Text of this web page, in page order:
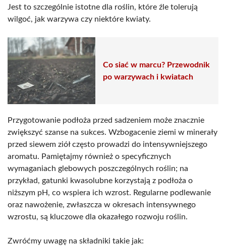
Jest to szczególnie istotne dla roślin, które źle tolerują
wilgoć, jak warzywa czy niektóre kwiaty.
Co siać w marcu? Przewodnik
po warzywach i kwiatach
Przygotowanie podłoża przed sadzeniem może znacznie
zwiększyć szanse na sukces. Wzbogacenie ziemi w minerały
przed siewem ziół często prowadzi do intensywniejszego
aromatu. Pamiętajmy również o specyficznych
wymaganiach glebowych poszczególnych roślin; na
przykład, gatunki kwasolubne korzystają z podłoża o
niższym pH, co wspiera ich wzrost. Regularne podlewanie
oraz nawożenie, zwłaszcza w okresach intensywnego
wzrostu, są kluczowe dla okazałego rozwoju roślin.
Zwróćmy uwagę na składniki takie jak: